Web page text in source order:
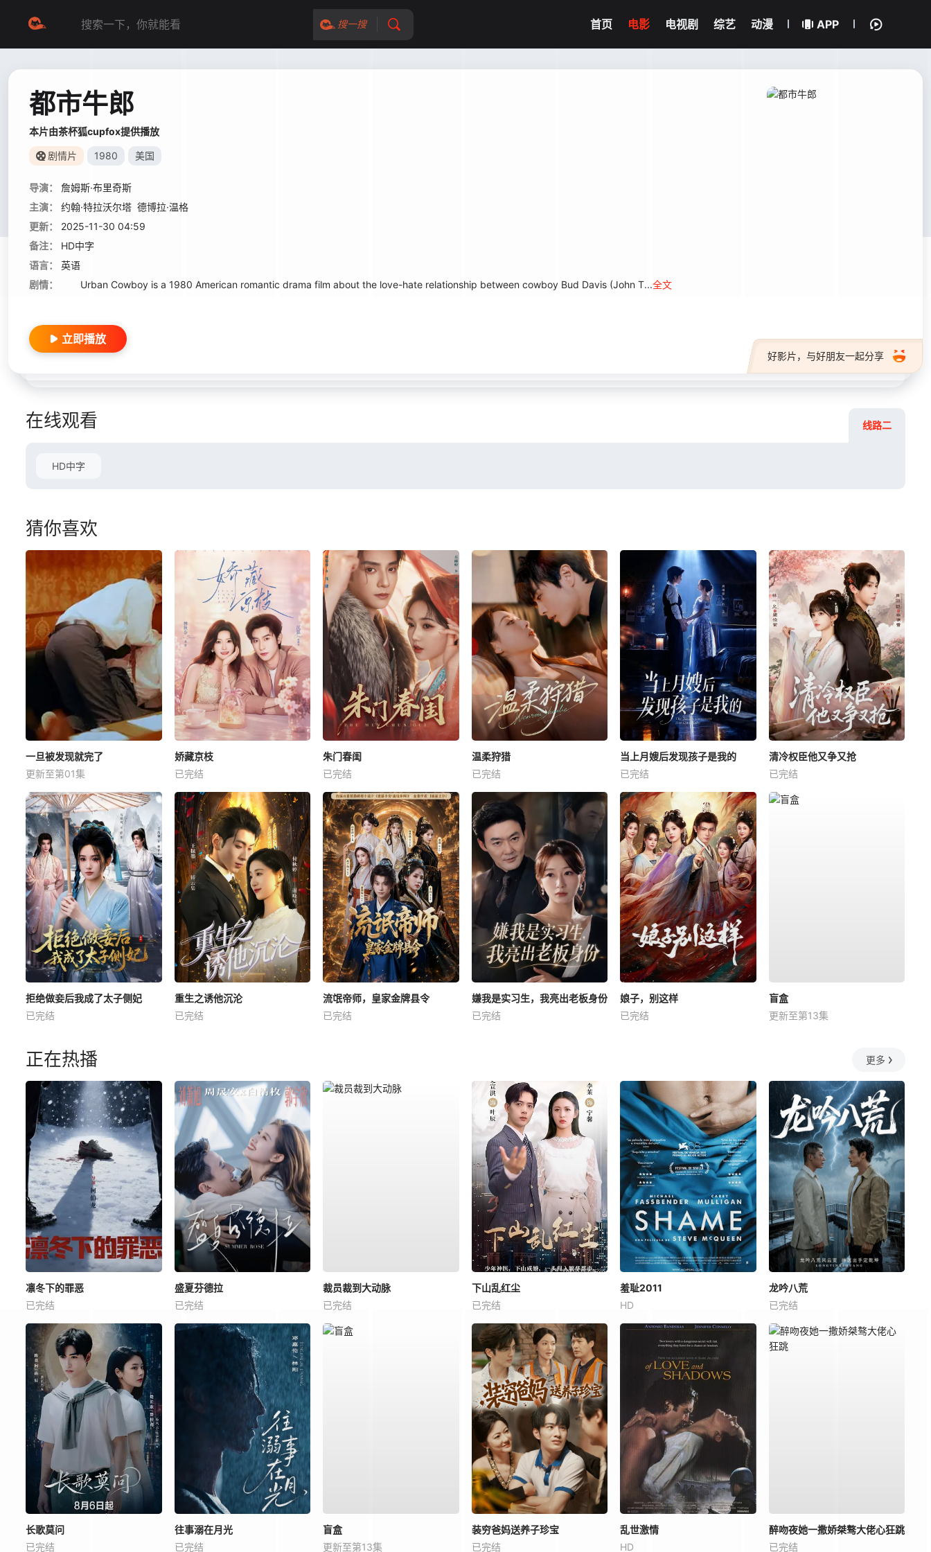
搜一搜 首页 电影 电视剧 综艺 动漫 APP
都市牛郎
本片由茶杯狐cupfox提供播放
剧情片 1980 美国
导演：
詹姆斯·布里奇斯
主演：
约翰·特拉沃尔塔 德博拉·温格
更新：
2025-11-30 04:59
备注：
HD中字
语言：
英语
剧情：
Urban Cowboy is a 1980 American romantic drama film about the love-hate relationship between cowboy Bud Davis (John T...全文
好影片，与好朋友一起分享
立即播放
在线观看 线路二
HD中字
猜你喜欢
一旦被发现就完了
更新至第01集
娇藏京枝
已完结
朱门春闺
已完结
温柔狩猎
已完结
当上月嫂后发现孩子是我的
已完结
清冷权臣他又争又抢
已完结
拒绝做妾后我成了太子侧妃
已完结
重生之诱他沉沦
已完结
流氓帝师，皇家金牌县令
已完结
嫌我是实习生，我亮出老板身份
已完结
娘子，别这样
已完结
盲盒
更新至第13集
正在热播 更多
凛冬下的罪恶
已完结
盛夏芬德拉
已完结
裁员裁到大动脉
已完结
下山乱红尘
已完结
羞耻2011
HD
龙吟八荒
已完结
长歌莫问
已完结
往事溺在月光
已完结
盲盒
更新至第13集
装穷爸妈送养子珍宝
已完结
乱世激情
HD
醉吻夜她一撒娇桀骜大佬心狂跳
已完结